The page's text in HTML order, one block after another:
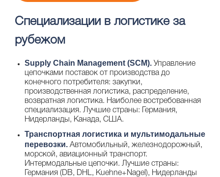
Специализации в логистике за
рубежом
Supply Chain Management (SCM). Управление
цепочками поставок от производства до
конечного потребителя: закупки,
производственная логистика, распределение,
возвратная логистика. Наиболее востребованная
специализация. Лучшие страны: Германия,
Нидерланды, Канада, США.
Транспортная логистика и мультимодальные
перевозки. Автомобильный, железнодорожный,
морской, авиационный транспорт.
Интермодальные цепочки. Лучшие страны:
Германия (DB, DHL, Kuehne+Nagel), Нидерланды